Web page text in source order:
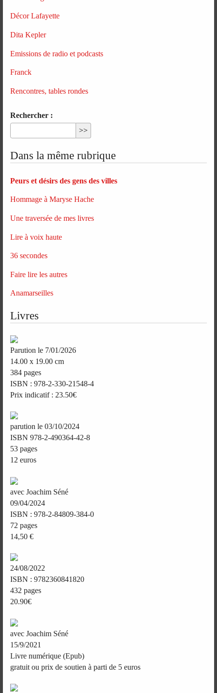
Décor Lafayette
Dita Kepler
Emissions de radio et podcasts
Franck
Rencontres, tables rondes
Rechercher :
Dans la même rubrique
Peurs et désirs des gens des villes
Hommage à Maryse Hache
Une traversée de mes livres
Lire à voix haute
36 secondes
Faire lire les autres
Anamarseilles
Livres
Parution le 7/01/2026
14.00 x 19.00 cm
384 pages
ISBN : 978-2-330-21548-4
Prix indicatif : 23.50€
parution le 03/10/2024
ISBN 978-2-490364-42-8
53 pages
12 euros
avec Joachim Séné
09/04/2024
ISBN : 978-2-84809-384-0
72 pages
14,50 €
24/08/2022
ISBN : 9782360841820
432 pages
20.90€
avec Joachim Séné
15/9/2021
Livre numérique (Epub)
gratuit ou prix de soutien à parti de 5 euros